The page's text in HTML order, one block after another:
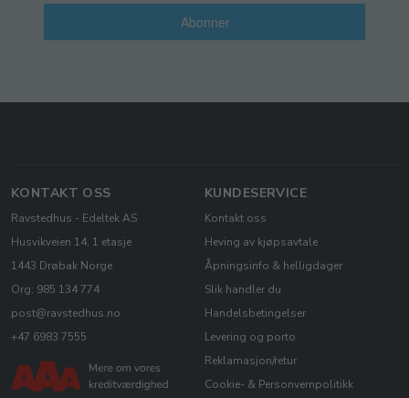
Abonner
KONTAKT OSS
Ravstedhus - Edeltek AS
Husvikveien 14, 1 etasje
1443 Drøbak Norge
Org: 985 134 774
post@ravstedhus.no
+47 6983 7555
KUNDESERVICE
Kontakt oss
Heving av kjøpsavtale
Åpningsinfo & helligdager
Slik handler du
Handelsbetingelser
Levering og porto
Reklamasjon/retur
Cookie- & Personvernpolitikk